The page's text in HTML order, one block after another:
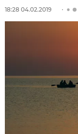
18:28 04.02.2019